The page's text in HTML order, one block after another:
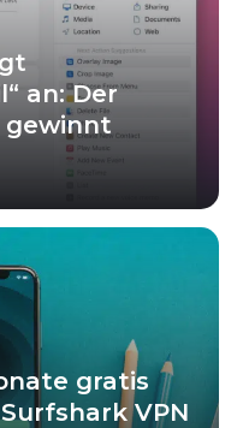
an: Der
gewinnt
gratis
VPN